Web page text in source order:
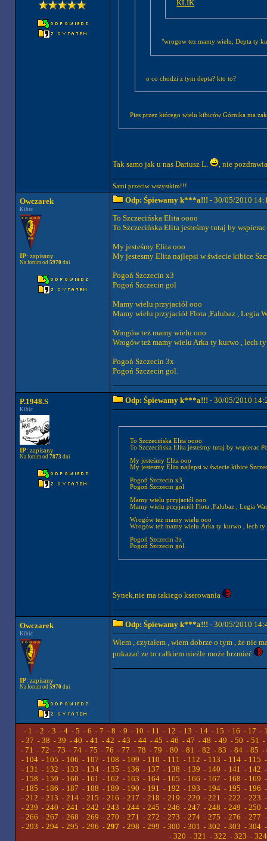
KLIK
"wrogow tez mamy wielu, Depta ty
o co chodzi z tym depta? kto to?
Pies przez którego wielu kibiców Górnika ma
Tak samo jak u nas Dariusz L. , nie
Sami przeciw wszystkim!!!
Owczarek
Kibic
IP: zapisany
Na forum od 5970dni
Odp: Śpiewamy k***a!!! - 30/05/2010
To Szczecińska Elita oooo
To Szczecińska Elita jesteśmy tutaj by
My jesteśmy Elita ooo
My jestesmy Elita najlepsi w świecie kibice
Pogoń Szczecin x3
Pogoń Szczecin gol
Mamy wielu przyjaciół ooo
Mamy wielu przyjaciół Flota ,Falubaz , Legia
Wrogów też mamy wielu ooo
Wrogów też mamy wielu Arka ty kurwo , lech
Pogoń Szczecin 3x
Pogoń Szczecin gol.
P.1948.S
Kibic
IP: zapisany
Na forum od 7873dni
Odp: Śpiewamy k***a!!! - 30/05/2010
To Szczecińska Elita oooo
To Szczecińska Elita jesteśmy tutaj by wspierac
My jesteśmy Elita ooo
My jestesmy Elita najlepsi w świecie kibice
Pogoń Szczecin x3
Pogoń Szczecin gol
Mamy wielu przyjaciół ooo
Mamy wielu przyjaciół Flota ,Falubaz , Legia
Wrogów też mamy wielu ooo
Wrogów też mamy wielu Arka ty kurwo , lech ty
Pogoń Szczecin 3x
Pogoń Szczecin gol.
Synek,nie ma takiego kserowania
Owczarek
Kibic
IP: zapisany
Na forum od 5970dni
Odp: Śpiewamy k***a!!! - 30/05/2010
Wiem , czytałem , wiem dobrze o tym , że nie
pokazać ze to całkiem nieźle może brzmieć
- 1 - 2 - 3 - 4 - 5 - 6 - 7 - 8 - 9 - 10 - 11 - 12 - 13 - 14 - 15 - 16 - 17 -
- 37 - 38 - 39 - 40 - 41 - 42 - 43 - 44- 45 - 46 - 47 - 48 - 49 - 50 - 51 -
- 71 - 72 - 73 - 74 - 75 - 76 - 77 - 78 - 79 - 80 - 81 - 82 - 83 - 84 - 85 -
- 104- 105 - 106 - 107 - 108 - 109 - 110 - 111 - 112 - 113 - 114- 115
- 131 - 132 - 133 - 134- 135 - 136 - 137 - 138 - 139 - 140 - 141 - 142
- 158 - 159 - 160 - 161 - 162 - 163 - 164- 165 - 166 - 167 - 168 - 169
- 185 - 186 - 187 - 188 - 189 - 190 - 191 - 192 - 193 - 194- 195 - 196
- 212 - 213 - 214- 215 - 216 - 217 - 218 - 219 - 220 - 221 - 222 - 223
- 239 - 240 - 241 - 242 - 243 - 244- 245 - 246 - 247 - 248 - 249 - 250
- 266 - 267 - 268 - 269 - 270 - 271 - 272 - 273 - 274- 275 - 276 - 277
- 293 - 294- 295 - 296 - 297 - 298 - 299 - 300 - 301 - 302 - 303 - 304
- 320 - 321 - 322 - 323 - 324